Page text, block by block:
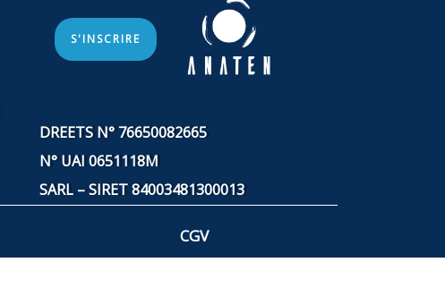
S'INSCRIRE
DREETS N° 76650082665
N° UAI 0651118M
SARL – SIRET84003481300013
CGV